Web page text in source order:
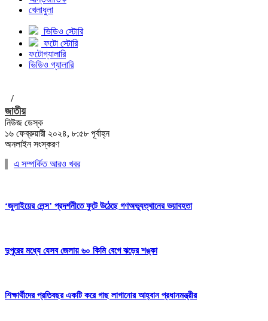
খেলাধুলা
ভিডিও স্টোরি
ফটো স্টোরি
ফটোগ্যালারি
ভিডিও গ্যালারি
/
জাতীয়
নিউজ ডেস্ক
১৬ ফেব্রুয়ারী ২০২৪, ৮:৫৮ পূর্বাহ্ন
অনলাইন সংস্করণ
এ সম্পর্কিত আরও খবর
‘জুলাইয়ের লেন্স’ প্রদর্শনীতে ফুটে উঠেছে গণঅভ্যুত্থানের ভয়াবহতা
দুপুরের মধ্যে যেসব জেলায় ৬০ কিমি বেগে ঝড়ের শঙ্কা
শিক্ষার্থীদের প্রতিবছর একটি করে গাছ লাগানোর আহ্বান প্রধানমন্ত্রীর